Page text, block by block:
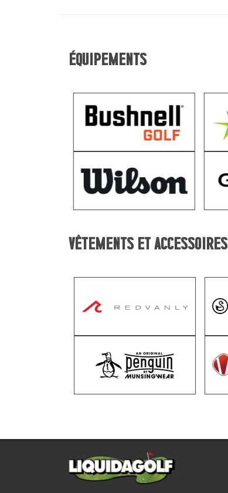
Équipements
Vêtements et accessoires